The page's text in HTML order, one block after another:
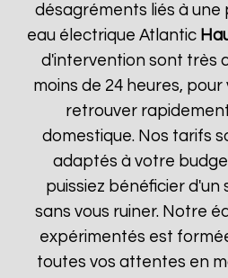
désagréments liés à
eau électrique Atlantic
d'intervention sont très
moins de 24 heures,
retrouver
domestique. Nos tarifs
adaptés à votre
puissiez bénéficier d'un
sans vous ruiner. Notre
expérimentés est
toutes vos attentes en